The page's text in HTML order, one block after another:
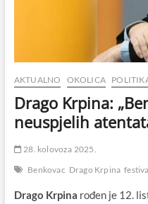
AKTUALNO OKOLICA
Drago Krpina:
neuspjelih
28. kolovoza 2025.
Benkovac Drago Krpina
Drago Krpina rođen je 12.